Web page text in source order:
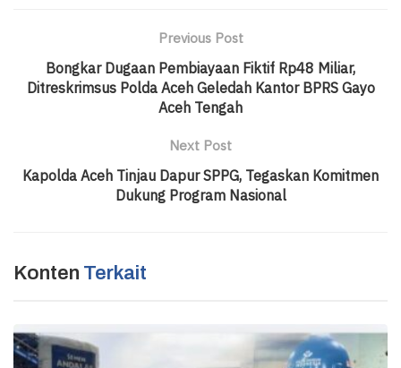
Previous Post
Bongkar Dugaan Pembiayaan Fiktif Rp48 Miliar,
Ditreskrimsus Polda Aceh Geledah Kantor BPRS Gayo
Aceh Tengah
Next Post
Kapolda Aceh Tinjau Dapur SPPG, Tegaskan Komitmen
Dukung Program Nasional
Konten Terkait